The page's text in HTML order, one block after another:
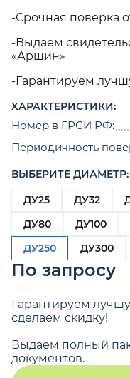
-Срочная поверка
-Выдаем
«Аршин»
-Гарантируем
ХАРАКТЕРИСТИКИ:
Номер в ГРСИ РФ:
Периодичность
ВЫБЕРИТЕ ДИАМЕТР:
ДУ25
ДУ32
ДУ80
ДУ100
ДУ250
ДУ300
По запросу
Гарантируем
сделаем скидку!
Выдаем полный
документов.